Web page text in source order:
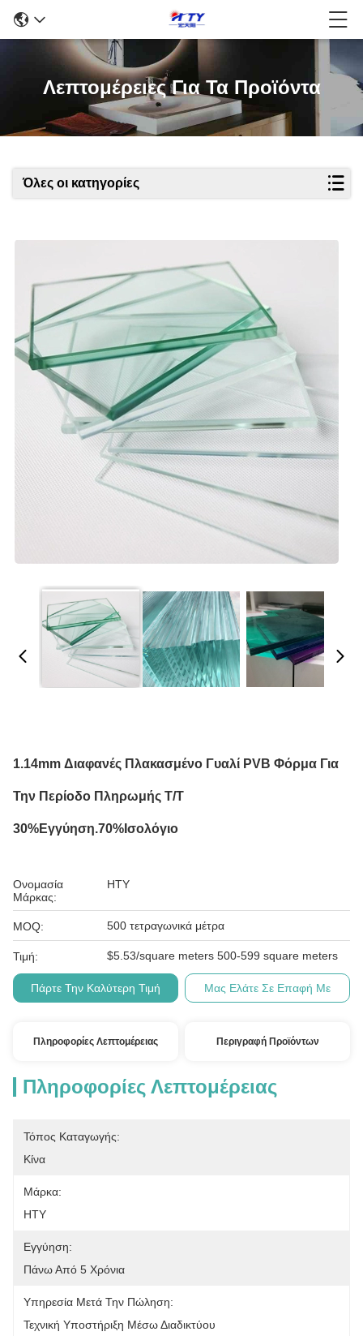
Λεπτομέρειες Για Τα Προϊόντα
Όλες οι κατηγορίες
1.14mm Διαφανές Πλακασμένο Γυαλί PVB Φόρμα Για
Την Περίοδο Πληρωμής T/T
30%εγγύηση.70%ισολόγιο
Ονομασία
Μάρκας:
HTY
MOQ: 500 τετραγωνικά μέτρα
Τιμή: $5.53/square meters 500-599 square meters
Πάρτε Την Καλύτερη Τιμή Μας Ελάτε Σε Επαφή Με
Πληροφορίες Λεπτομέρειας Περιγραφή Προϊόντων
Πληροφορίες Λεπτομέρειας
Τόπος Καταγωγής:
Κίνα
Μάρκα:
HTY
Εγγύηση:
Πάνω Από 5 Χρόνια
Υπηρεσία Μετά Την Πώληση:
Τεχνική Υποστήριξη Μέσω Διαδικτύου